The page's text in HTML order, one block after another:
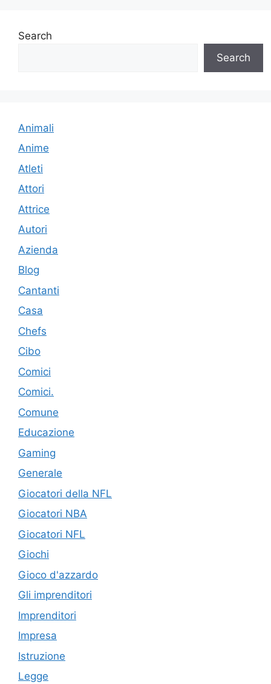
Search
Search
Animali
Anime
Atleti
Attori
Attrice
Autori
Azienda
Blog
Cantanti
Casa
Chefs
Cibo
Comici
Comici.
Comune
Educazione
Gaming
Generale
Giocatori della NFL
Giocatori NBA
Giocatori NFL
Giochi
Gioco d'azzardo
Gli imprenditori
Imprenditori
Impresa
Istruzione
Legge